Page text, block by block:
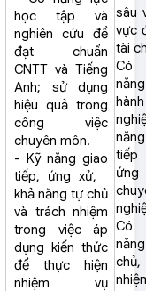
học tập và
nghiên cứu để
đạt chuẩn
CNTT và Tiếng
Anh; sử dụng
hiệu quả trong
công việc
chuyên môn.
- Kỹ năng giao
tiếp, ứng xử,
khả năng tự chủ
và trách nhiệm
trong việc áp
dụng kiến thức
để thực hiện
nhiệm vụ
sâu
vực
tài
Có